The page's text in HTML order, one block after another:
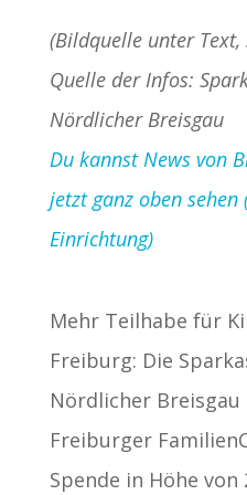
(Bildquelle unter
Quelle der Infos:
Nördlicher Breisgau
Du kannst News von
jetzt ganz oben
Einrichtung)
Mehr Teilhabe für
Freiburg: Die
Nördlicher
Freiburger
Spende in Höhe von